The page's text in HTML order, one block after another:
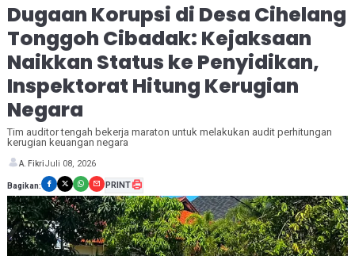
Dugaan Korupsi di Desa Cihelang
Tonggoh Cibadak: Kejaksaan
Naikkan Status ke Penyidikan,
Inspektorat Hitung Kerugian
Negara
Tim auditor tengah bekerja maraton untuk melakukan audit perhitungan
kerugian keuangan negara
A. FikriJuli 08, 2026
Bagikan: PRINT